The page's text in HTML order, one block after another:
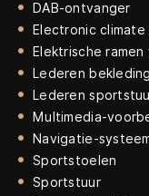
DAB-ontvanger
Electronic
Elektrische ramen
Lederen bekleding
Lederen
Multimedia-
Navigatie-
Sportstoelen
Sportstuur